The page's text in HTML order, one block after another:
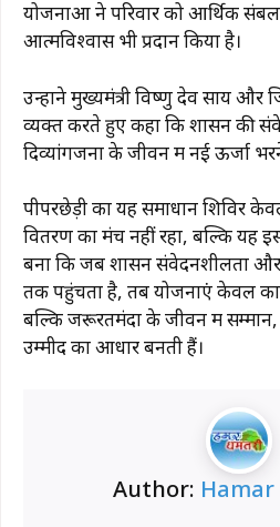
योजनाओं ने परिवार को आर्थिक
आत्मविश्वास भी प्रदान किया है।
उन्होंने मुख्यमंत्री विष्णु देव साय और
व्यक्त करते हुए कहा कि शासन की
दिव्यांगजनों के जीवन में नई ऊर्जा
पीपरछेड़ी का यह समाधान शिविर
वितरण का मंच नहीं रहा, बल्कि यह
बना कि जब शासन संवेदनशीलता और
तक पहुंचता है, तब योजनाएं केवल
बल्कि जरूरतमंदों के जीवन में
उम्मीद का आधार बनती हैं।
Author: